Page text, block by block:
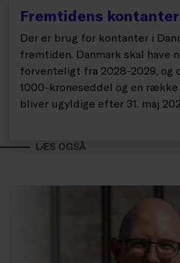
Fremtidens kontanter
Der er brug for kontanter i
fremtiden. Danmark skal have
forventeligt fra 2028-2029, og
1000-kroneseddel og en
bliver ugyldige efter 31. maj
LÆS OGSÅ